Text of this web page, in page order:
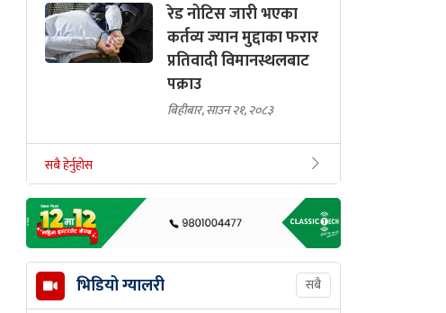
रेड नोटिस जारी भएका
कर्तव्य ज्यान मुद्दाका फरार
प्रतिवादी विमानस्थलबाट
पक्राउ
बिहीबार, साउन २१, २०८३
सबै हेर्नुहोस
भिडियो ग्यालरी सबै